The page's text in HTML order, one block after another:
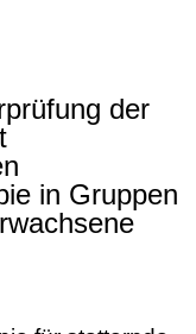
der
in Gruppen